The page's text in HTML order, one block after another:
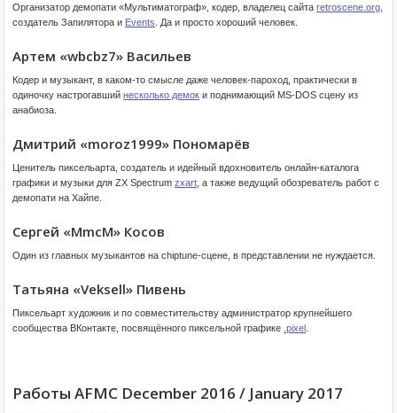
Организатор демопати «Мультиматограф», кодер, владелец сайта retroscene.org
создатель Запилятора и Events . Да и просто хороший человек.
Артем «wbcbz7» Васильев
Кодер и музыкант, в каком-то смысле даже человек-пароход, практически в
одиночку настрогавший несколько демок и поднимающий MS-DOS сцену из
анабиоза.
Дмитрий «moroz1999» Пономарёв
Ценитель пиксельарта, создатель и идейный вдохновитель онлайн-каталога
графики и музыки для ZX Spectrum zxart , а также ведущий обозреватель работ с
демопати на Хайпе.
Сергей «MmcM» Косов
Один из главных музыкантов на chiptune-сцене, в представлении не нуждается.
Татьяна «Veksell» Пивень
Пиксельарт художник и по совместительству администратор крупнейшего
сообщества ВКонтакте, посвящённого пиксельной графике .pixel
Работы AFMC December 2016 / January 2017